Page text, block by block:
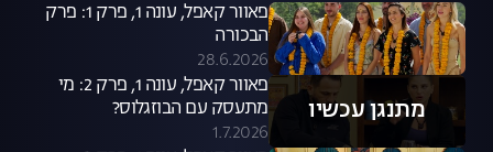
פאוור קאפל, עונה 1, פרק 1: פרק
הבכורה
28.6.2026
מתנגן עכשיו
פאוור קאפל, עונה 1, פרק 2: מי
מתעסק עם הבוזגלוס?
1.7.2026